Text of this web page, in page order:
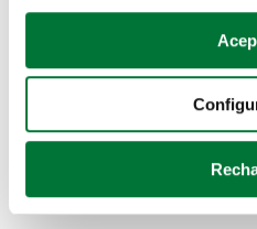
Si lo permite, también
Recopilar información
Identificar su dispositivo
para buscar
Obtenga más información
Coches de segunda mano
Coches de km0